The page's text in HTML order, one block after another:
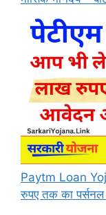
Paytm Loan
रुपए तक का